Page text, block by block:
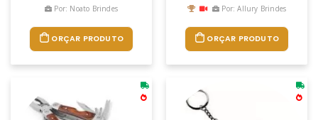
Por: Noato Brindes
ORÇAR PRODUTO
Por: Allury Brindes
ORÇAR PRODUTO